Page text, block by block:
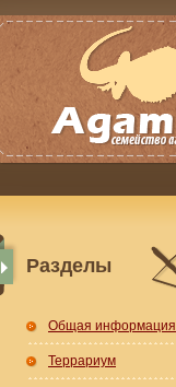
Разделы
Общая информация
Террариум